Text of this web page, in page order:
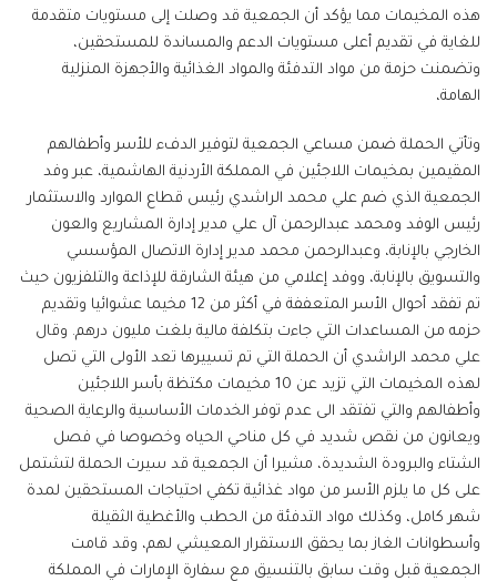
هذه المخيمات مما يؤكد أن الجمعية قد وصلت إلى مستويات متقدمة
للغاية في تقديم أعلى مستويات الدعم والمساندة للمستحقين،
وتضمنت حزمة من مواد التدفئة والمواد الغذائية والأجهزة المنزلية
الهامة،
وتأتي الحملة ضمن مساعي الجمعية لتوفير الدفء للأسر وأطفالهم
المقيمين بمخيمات اللاجئين في المملكة الأردنية الهاشمية، عبر وفد
الجمعية الذي ضم علي محمد الراشدي رئيس قطاع الموارد والاستثمار
رئيس الوفد ومحمد عبدالرحمن آل علي مدير إدارة المشاريع والعون
الخارجي بالإنابة، وعبدالرحمن محمد مدير إدارة الاتصال المؤسسي
والتسويق بالإنابة، ووفد إعلامي من هيئة الشارقة للإذاعة والتلفزيون حيث
تم تفقد أحوال الأسر المتعففة في أكثر من 12 مخيما عشوائيا وتقديم
حزمه من المساعدات التي جاءت بتكلفة مالية بلغت مليون درهم. وقال
علي محمد الراشدي أن الحملة التي تم تسييرها تعد الأولى التي تصل
لهذه المخيمات التي تزيد عن 10 مخيمات مكتظة بأسر اللاجئين
وأطفالهم والتي تفتقد الى عدم توفر الخدمات الأساسية والرعاية الصحية
ويعانون من نقص شديد في كل مناحي الحياه وخصوصا في فصل
الشتاء والبرودة الشديدة، مشيرا أن الجمعية قد سيرت الحملة لتشتمل
على كل ما يلزم الأسر من مواد غذائية تكفي احتياجات المستحقين لمدة
شهر كامل، وكذلك مواد التدفئة من الحطب والأغطية الثقيلة
وأسطوانات الغاز بما يحقق الاستقرار المعيشي لهم، وقد قامت
الجمعية قبل وقت سابق بالتنسيق مع سفارة الإمارات في المملكة